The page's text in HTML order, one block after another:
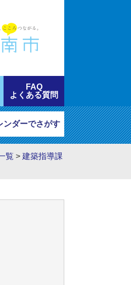
FAQ
よくある質問
ンダーでさがす
覧 > 建築指導課